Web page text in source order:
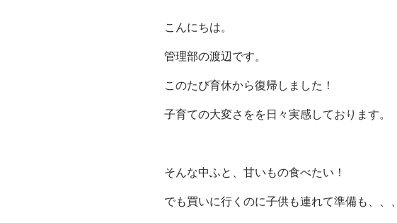
こんにちは。
管理部の渡辺です。
このたび育休から復帰しました！
子育ての大変さをを日々実感しております。
そんな中ふと、甘いもの食べたい！
でも買いに行くのに子供も連れて準備も、、、